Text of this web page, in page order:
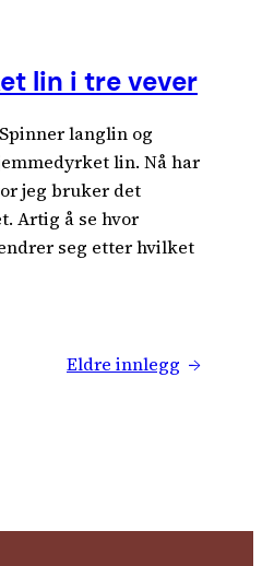
lin i tre vever
langlin og
lin. Nå har
jeg bruker det
Artig å se hvor
seg etter hvilket
Eldre innlegg →